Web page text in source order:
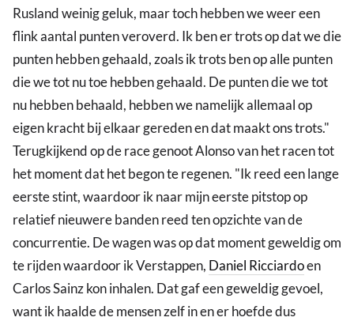
Rusland weinig geluk, maar toch hebben we weer een
flink aantal punten veroverd. Ik ben er trots op dat we die
punten hebben gehaald, zoals ik trots ben op alle punten
die we tot nu toe hebben gehaald. De punten die we tot
nu hebben behaald, hebben we namelijk allemaal op
eigen kracht bij elkaar gereden en dat maakt ons trots."
Terugkijkend op de race genoot Alonso van het racen tot
het moment dat het begon te regenen. "Ik reed een lange
eerste stint, waardoor ik naar mijn eerste pitstop op
relatief nieuwere banden reed ten opzichte van de
concurrentie. De wagen was op dat moment geweldig om
te rijden waardoor ik Verstappen, Daniel Ricciardoen
Carlos Sainz kon inhalen. Dat gaf een geweldig gevoel,
want ik haalde de mensen zelf in en er hoefde dus